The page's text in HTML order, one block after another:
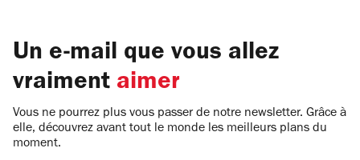
Un e-mail que vous allez
vraiment aimer
Vous ne pourrez plus vous passer de notre newsletter. Grâce à
elle, découvrez avant tout le monde les meilleurs plans du
moment.